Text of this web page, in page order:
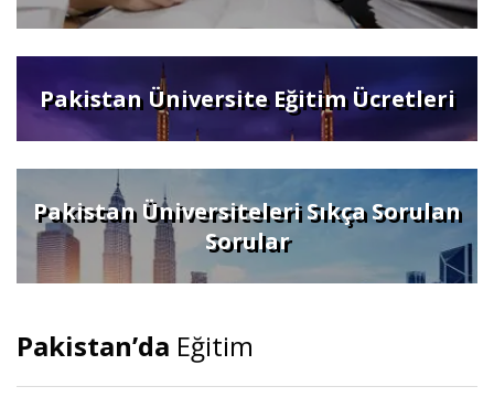
Pakistan Üniversite Eğitim Ücretleri
Pakistan Üniversiteleri Sıkça Sorulan
Sorular
Pakistan’da Eğitim